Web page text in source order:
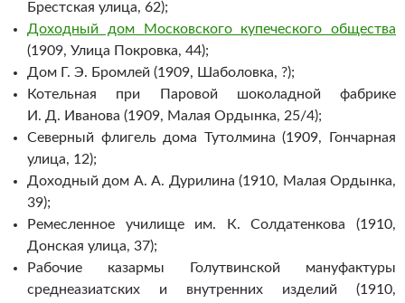
Брестская улица, 62);
Доходный дом Московского купеческого общества
(1909, Улица Покровка, 44);
Дом Г. Э. Бромлей (1909, Шаболовка, ?);
Котельная при Паровой шоколадной фабрике
И. Д. Иванова (1909, Малая Ордынка, 25/4);
Северный флигель дома Тутолмина (1909, Гончарная
улица, 12);
Доходный дом А. А. Дурилина (1910, Малая Ордынка,
39);
Ремесленное училище им. К. Солдатенкова (1910,
Донская улица, 37);
Рабочие казармы Голутвинской мануфактуры
среднеазиатских и внутренних изделий (1910,